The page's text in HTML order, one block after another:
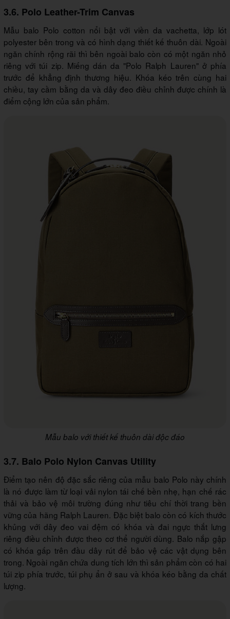
3.6. Polo Leather-Trim Canvas
Mẫu balo Polo cotton nổi bật với viền da vachetta, lớp lót
polyester bên trong và có hình dạng thiết kế thuôn dài. Ngoài
ngăn chính rộng rãi thì bên ngoài balo còn có một ngăn nhỏ
riêng với túi zip. Miếng dán da "Polo Ralph Lauren" ở phía
trước để khẳng định thương hiệu. Khóa kéo trên cùng hai
chiều, tay cầm bằng da và dây đeo điều chỉnh được chính là
điểm cộng lớn của sản phẩm.
Mẫu balo với thiết kế thuôn dài độc đáo
3.7. Balo Polo Nylon Canvas Utility
Điểm tạo nên độ đặc sắc riêng của mẫu balo Polo này chính
là nó được làm từ loại vải nylon tái chế bền nhẹ, hạn chế rác
thải và bảo vệ môi trường đúng như tiêu chí thời trang bền
vững của hãng Ralph Lauren. Đặc biệt balo còn có kích thước
khủng với dây đeo vai đệm có khóa và đai ngực thắt lưng
riêng điều chỉnh được theo cơ thể người dùng. Balo nắp gập
có khóa gấp trên đầu dây rút để bảo vệ các vật dụng bên
trong. Ngoài ngăn chứa dung tích lớn thì sản phẩm còn có hai
túi zip phía trước, túi phụ ẩn ở sau và khóa kéo bằng da chất
lượng.